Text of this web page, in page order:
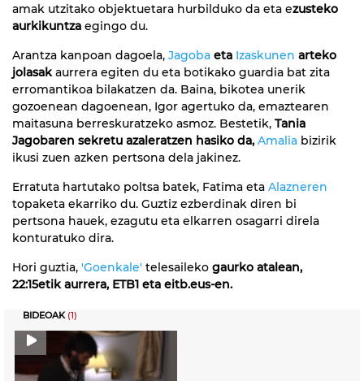
amak utzitako objektuetara hurbilduko da eta ezusteko
aurkikuntza egingo du.
Arantza kanpoan dagoela, Jagoba eta Izaskunen arteko
jolasak aurrera egiten du eta botikako guardia bat zita
erromantikoa bilakatzen da. Baina, bikotea unerik
gozoenean dagoenean, Igor agertuko da, emaztearen
maitasuna berreskuratzeko asmoz. Bestetik, Tania
Jagobaren sekretu azaleratzen hasiko da, Amalia bizirik
ikusi zuen azken pertsona dela jakinez.
Erratuta hartutako poltsa batek, Fatima eta Alazneren
topaketa ekarriko du. Guztiz ezberdinak diren bi
pertsona hauek, ezagutu eta elkarren osagarri direla
konturatuko dira.
Hori guztia, 'Goenkale' telesaileko gaurko atalean,
22:15etik aurrera, ETB1 eta eitb.eus-en.
BIDEOAK (1)